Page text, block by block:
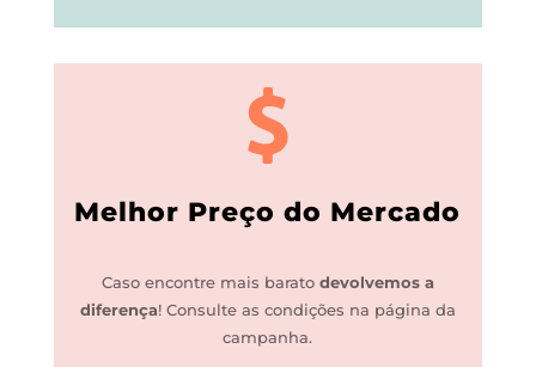
Melhor Preço do Mercado
Caso encontre mais barato devolvemos a
diferença! Consulte as condições na página da
campanha.